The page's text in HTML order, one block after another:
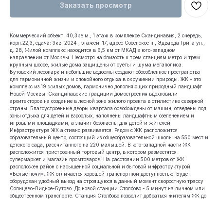
Заказать просмотр
Коммерческий объект: 40,3кв.м., 1 этаж в комплексе Скандинавия, 2 очередь,
корп.22,3, сдача: 3кв. 2024 , этажей: 17, адрес Сосенское п., Эдварда Грига ул.,
д. 28, Жилой комплекс находится в 6,5 км от МКАД в юго-западном
направлении от Москвы. Несмотря на близость к трем станциям метро и трем
крупным шоссе, жилые дома защищены от суеты и шума мегаполиса.
Бутовский лесопарк и небольшие водоемы создают обособленное пространство
для гармоничной жизни и спокойного отдыха в окружении природы. ЖК – это
комплекс из 19 жилых домов, гармонично дополняющих природный ландшафт
Новой Москвы. Скандинавские традиции домостроения вдохновили
архитекторов на создание в лесной зоне жилого проекта в стилистике северной
страны. Благоустроенные дворы квартала освобождены от машин, отведены под
зоны отдыха для детей и взрослых, наполнены ландшафтным озеленением и
игровыми площадками, а значит безопасны для детей и жителей.
Инфраструктура ЖК активно развивается. Рядом с ЖК расположится
образовательный центр, состоящий из общеобразовательной школы на 550 мест и
детского сада, рассчитанного на 220 малышей. В юго-западной части ЖК
расположится пристроенный торговый центр, в котором разместятся
супермаркет и магазин промтоваров. На расстоянии 500 метров от ЖК
расположен район с насыщенной социальной и бытовой инфраструктурой
«Белые ночи». ЖК отличается хорошей транспортной доступностью. Будет
оборудован удобный выезд на строящуюся в данный момент скоростную трассу
Солнцево-Видное-Бутово. До новой станции Столбово - 5 минут на личном или
общественном транспорте. Cтанция Столбово позволит добраться жителям ЖК до